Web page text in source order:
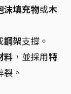
沫填充物或木
鋼架支撐。
料 ，並採用特
。